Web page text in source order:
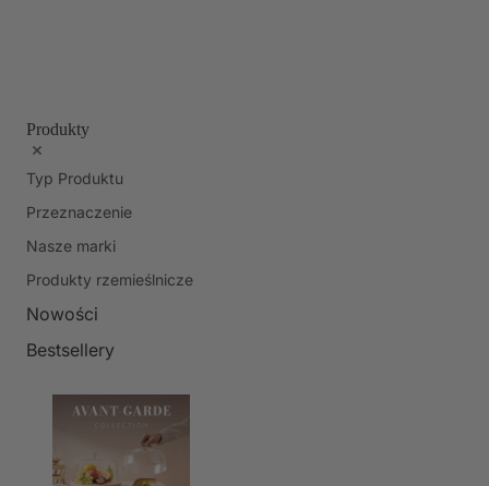
Produkty
Typ Produktu
Przeznaczenie
Nasze marki
Produkty rzemieślnicze
Nowości
Bestsellery